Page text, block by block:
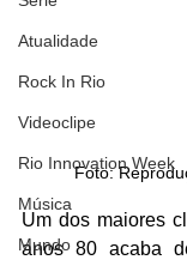
Atualidade
Rock In Rio
Videoclipe
Rio Innovation Week
Música
Mundo
Foto:
Um dos maiores
anos 80 acaba